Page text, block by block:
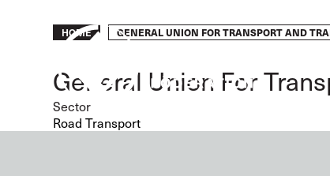
Breadcrumb
HOME GENERAL UNION FOR TRANSPORT AND
General Union For
Sector
Road Transport